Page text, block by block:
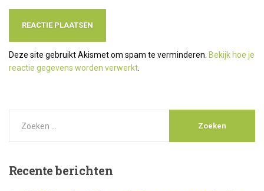
Deze site gebruikt Akismet om spam te verminderen. Bekijk hoe je
reactie gegevens worden verwerkt
Recenteberichten